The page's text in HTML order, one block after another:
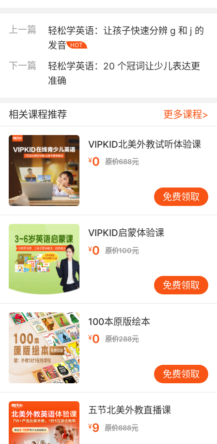
一幅与其相关的图片。例如，大写字母“C”可以对
应一只猫（Cat），大写字母“D”可以对应一只狗
大写字母的形状和发音。 2.2 小写字母的趣味教
学 小写字母在日常书写中更为常见，因此掌握小
中，每个小写字母也配有一幅与其相关的图片。
例如，小写字母“a”可以对应一只蚂蚁（Ant），
小写字母“b”可以对应一只鸟（Bird）。通过这种
方式，学习者能够轻松记住小写字母的形状和发
音。
趣味图片教学法的优势 趣味图片教学法不仅能够
提高学习效率，还能够激发学习者的学习兴趣。
以下是这种教学法的几大优势： 3.1 提高记忆效
果 通过视觉和互动的结合，趣味图片教学法能够
果。研究表明，视觉记忆往往比单纯的文字记忆
更加持久，因此，通过图片来学习字母，不仅能
够加深记忆，还能让学习过程变得更加愉快。
3.2 激发学习兴趣 传统的字母教学方式往往显得
枯燥乏味，容易让人失去兴趣。相比之下，趣味
图片教学法通过生动的图片和互动的方式，能够
过这种方式，学习者不仅能够记住字母的形状，
还能联想到相关的单词，从而加深对字母的理
解。 3.3 培养联想能力 通过趣味图片教学法，学
习者不仅能够记住字母的形状和发音，还能够联
想到相关的单词，从而培养联想能力。例如，当
学习者看到字母“C”时，不仅能够记住其形状和发
种方式，学习者能够更好地理解字母的用法，从
而提高英语水平。
如何在家中进行趣味图片教学？ 在家中，家长可
上一篇
轻松学英语：让孩子快速分辨 g 和 j 的
发音
HOT
下一篇
轻松学英语：20 个冠词让少儿表达更
准确
相关课程推荐 更多课程>
VIPKID北美外教试听体验课
¥0 原价688元
免费领取
VIPKID启蒙体验课
¥0 原价100元
免费领取
100本原版绘本
¥0 原价288元
免费领取
五节北美外教直播课
¥9 原价888元